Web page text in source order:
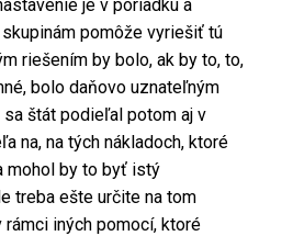
je v poriadku a
pomôže vyriešiť tú
riešením by bolo, ak by to, to,
bolo daňovo uznateľným
štát podieľal potom aj v
na, na tých nákladoch, ktoré
mohol by to byť istý
treba ešte určite na tom
rámci iných pomocí, ktoré